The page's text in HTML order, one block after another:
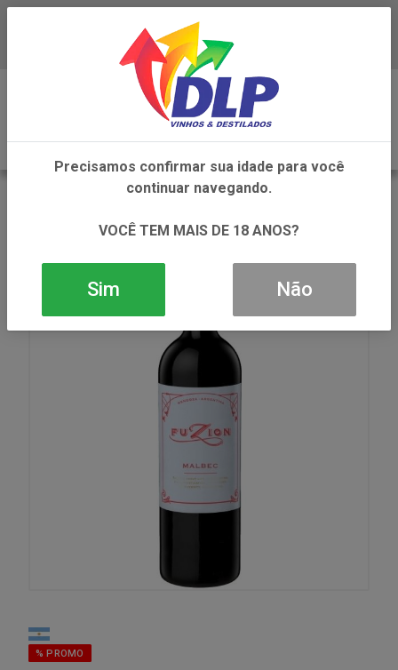
Baixe já o APP da DLP Vinhos
% PROMO
Precisamos confirmar sua idade para você
continuar navegando.
VOCÊ TEM MAIS DE 18 ANOS?
Sim Não